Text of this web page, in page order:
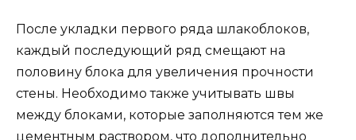
После укладки первого ряда шлакоблоков,
каждый последующий ряд смещают на
половину блока для увеличения прочности
стены. Необходимо также учитывать швы
между блоками, которые заполняются тем же
цементным раствором, что дополнительно